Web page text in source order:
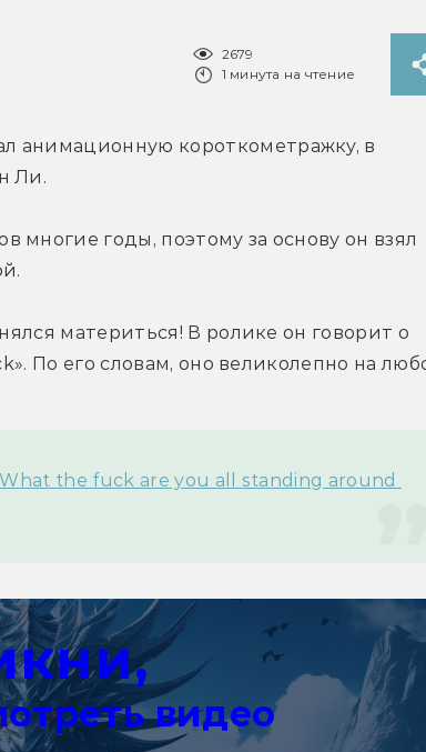
2679
1 минута на чтение
анимационную короткометражку, в
Ли.
многие годы, поэтому за основу он взял
материться! В ролике он говорит о
По его словам, оно великолепно на
the fuck are you all standing around
видео